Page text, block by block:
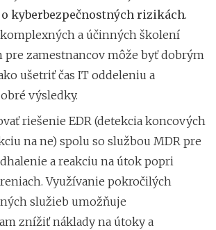
kyberbezpečnostných rizikách.
a účinných školení
pre zamestnancov môže byť dobrým
ušetriť čas IT oddeleniu a
výsledky.
riešenie EDR (detekcia koncových
na ne) spolu so službou MDR pre
a reakciu na útok popri
Využívanie pokročilých
služieb umožňuje
znížiť náklady na útoky a